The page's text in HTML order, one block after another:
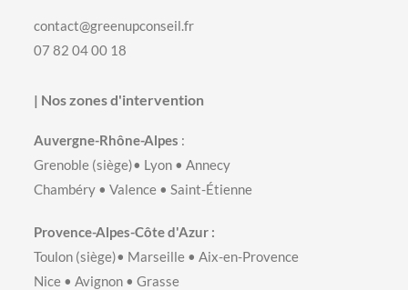
contact@greenupconseil.fr
07 82 04 00 18
| Nos zones d'intervention
Auvergne-Rhône-Alpes :
Grenoble (siège)• Lyon •Annecy
Chambéry •Valence •Saint-Étienne
Provence-Alpes-Côte d'Azur :
Toulon (siège)• Marseille •Aix-en-Provence
Nice •Avignon •Grasse